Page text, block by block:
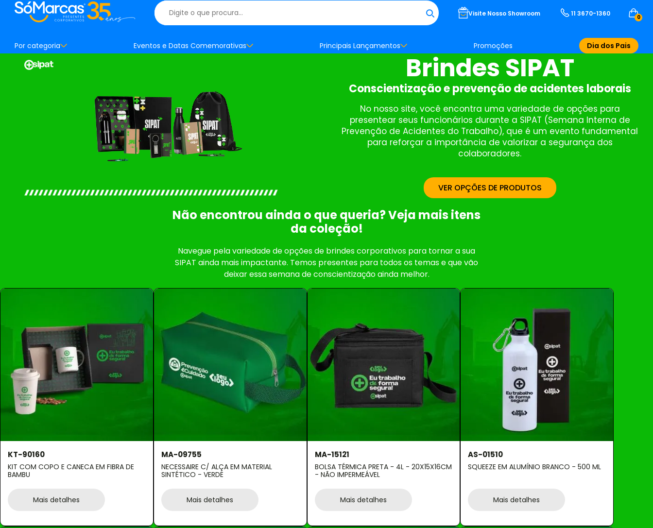
Visite Nosso Showroom 11 3670-1360 0
Por categoria Eventos e Datas Comemorativas Principais Lançamentos Promoções Dia dos Pais
Brindes SIPAT
Conscientização e prevenção de acidentes laborais
No nosso site, você encontra uma variedade de opções para
presentear seus funcionários durante a SIPAT (Semana Interna de
Prevenção de Acidentes do Trabalho), que é um evento fundamental
para reforçar a importância de valorizar a segurança dos
colaboradores.
VER OPÇÕES DE PRODUTOS
Não encontrou ainda o que queria? Veja mais itens
da coleção!
Navegue pela variedade de opções de brindes corporativos para tornar a sua
SIPAT ainda mais impactante. Temos presentes para todos os temas e que vão
deixar essa semana de conscientização ainda melhor.
KT-90160
KIT COM COPO E CANECA EM FIBRA DE
BAMBU
Mais detalhes
MA-09755
NECESSAIRE C/ ALÇA EM MATERIAL
SINTÉTICO - VERDE
Mais detalhes
MA-15121
BOLSA TÉRMICA PRETA - 4L - 20X15X16CM
- NÃO IMPERMEÁVEL
Mais detalhes
AS-01510
SQUEEZE EM ALUMÍNIO BRANCO - 500 ML
Mais detalhes